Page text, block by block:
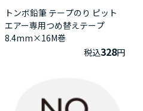
トンボ鉛筆 テープのり ピット
エアー専用つめ替えテープ
8.4mm×16M巻
税込328円